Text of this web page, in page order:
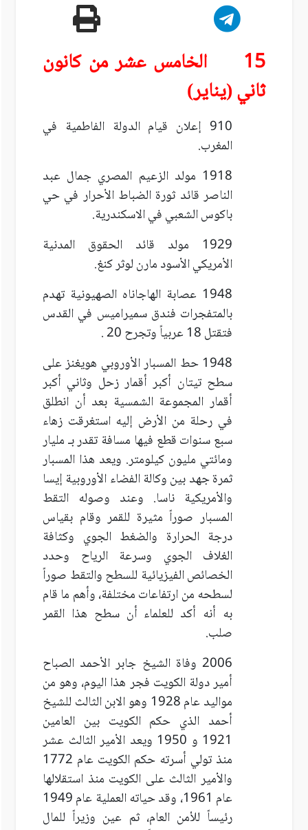
15 الخامس عشر من كانون
ثاني (يناير)
910 إعلان قيام الدولة الفاطمية في
المغرب.
1918 مولد الزعيم المصري جمال عبد
الناصر قائد ثورة الضباط الأحرار في حي
باكوس الشعبي في الاسكندرية.
1929 مولد قائد الحقوق المدنية
الأمريكي الأسود مارن لوثر كنغ.
1948 عصابة الهاجاناه الصهيونية تهدم
بالمتفجرات فندق سميراميس في القدس
فتقتل 18 عربياً وتجرح 20 .
1948 حط المسبار الأوروبي هويغنز على
سطح تيتان أكبر أقمار زحل وثاني أكبر
أقمار المجموعة الشمسية بعد أن انطلق
في رحلة من الأرض إليه استغرقت زهاء
سبع سنوات قطع فيها مسافة تقدر بـ مليار
ومائتي مليون كيلومتر. ويعد هذا المسبار
ثمرة جهد بين وكالة الفضاء الأوروبية إيسا
والأمريكية ناسا. وعند وصوله التقط
المسبار صوراً مثيرة للقمر وقام بقياس
درجة الحرارة والضغط الجوي وكثافة
الغلاف الجوي وسرعة الرياح وحدد
الخصائص الفيزيائية للسطح والتقط صوراً
لسطحه من ارتفاعات مختلفة، وأهم ما قام
به أنه أكد للعلماء أن سطح هذا القمر
صلب.
2006 وفاة الشيخ جابر الأحمد الصباح
أمير دولة الكويت فجر هذا اليوم، وهو من
مواليد عام 1928 وهو الابن الثالث للشيخ
أحمد الذي حكم الكويت بين العامين
1921 و 1950 ويعد الأمير الثالث عشر
منذ تولي أسرته حكم الكويت عام 1772
والأمير الثالث على الكويت منذ استقلالها
عام 1961، وقد حياته العملية عام 1949
رئيساً للأمن العام، ثم عين وزيراً للمال